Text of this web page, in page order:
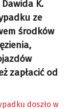
K.
ze
środków
zapłacić od
doszło w